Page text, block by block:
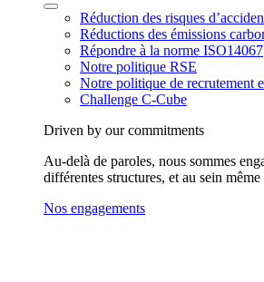
Réduction des risques
Réductions des émissions
Répondre à la norme ISO14067
Notre politique RSE
Notre politique de recrutement
Challenge C-Cube
Driven by our commitments
Au-delà de paroles, nous sommes
différentes structures, et au sein
Nos engagements